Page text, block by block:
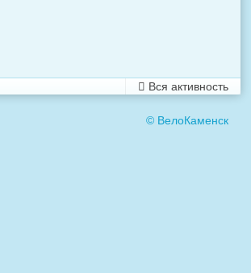
Вся активность
© ВелоКаменск